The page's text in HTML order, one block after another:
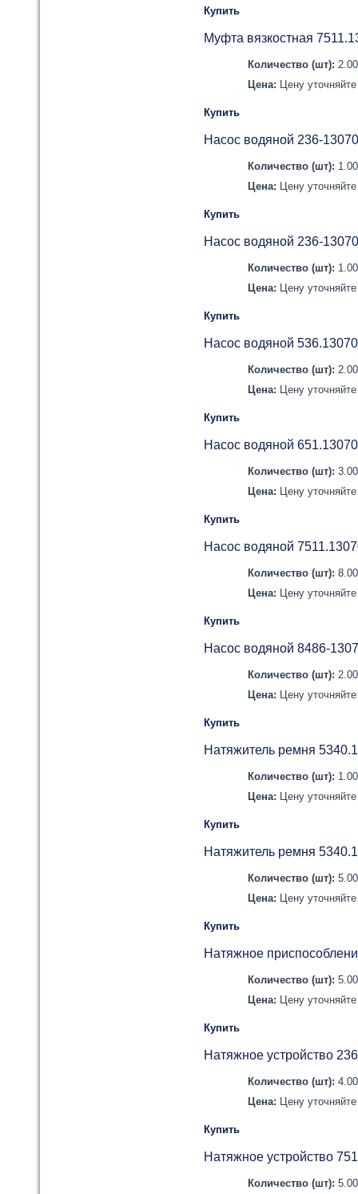
Купить
Муфта вязкостная
Количество (шт):
Цена: Цену
Купить
Насос водяной 236-
Количество (шт):
Цена: Цену
Купить
Насос водяной 236-
Количество (шт):
Цена: Цену
Купить
Насос водяной
Количество (шт):
Цена: Цену
Купить
Насос водяной
Количество (шт):
Цена: Цену
Купить
Насос водяной
Количество (шт):
Цена: Цену
Купить
Насос водяной 8486-
Количество (шт):
Цена: Цену
Купить
Натяжитель ремня
Количество (шт):
Цена: Цену
Купить
Натяжитель ремня
Количество (шт):
Цена: Цену
Купить
Натяжное
Количество (шт):
Цена: Цену
Купить
Натяжное устройство
Количество (шт):
Цена: Цену
Купить
Натяжное устройство
Количество (шт):